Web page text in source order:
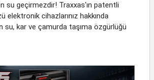
su geçirmezdir! Traxxas'ın patentli
elektronik cihazlarınız hakkında
su, kar ve çamurda taşıma özgürlüğü